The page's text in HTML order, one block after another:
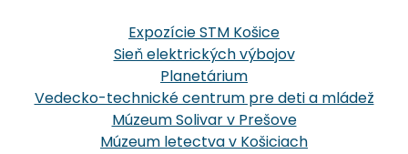
Expozície STM Košice
Sieň elektrických výbojov
Planetárium
Vedecko-technické centrum pre deti a mládež
Múzeum Solivar v Prešove
Múzeum letectva v Košiciach